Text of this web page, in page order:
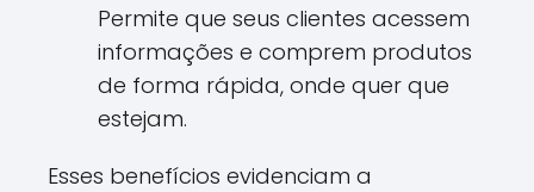
Permite que seus clientes acessem
informações e comprem produtos
de forma rápida, onde quer que
estejam.
Esses benefícios evidenciam a